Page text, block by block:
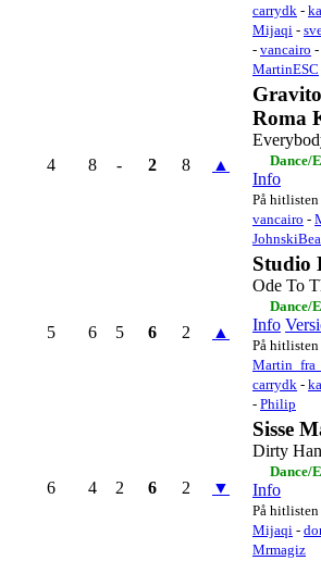
carrydk -
Mijaqi -
- vancairo -
MartinESC
4 8 - 2 8 ▲
Roma
Dance/
Info
På hitlisten
vancairo -
5 6 5 6 2 ▲
Studio
Ode To
Dance/
Info
På hitlisten
carrydk -
- Philip
6 4 2 6 2 ▼
Sisse
Dirty
Dance/
Info
På hitlisten
Mijaqi -
Mrmagiz